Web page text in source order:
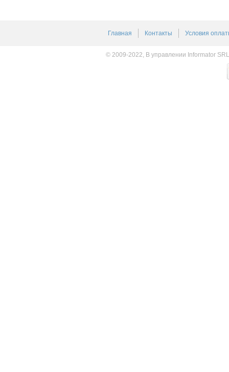
Главная Контакты Условия
© 2009-2022, В управлении Informator SRL